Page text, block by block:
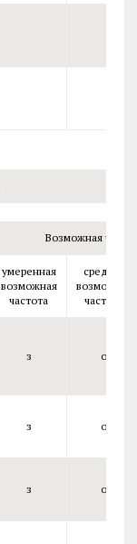
Возможная
умеренная
возможная
частота
средняя
возможная
частота
з о
з о
з о